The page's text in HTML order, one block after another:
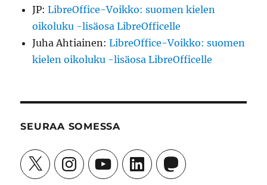
JP:LibreOffice-Voikko: suomen kielen
oikoluku -lisäosa LibreOfficelle
Juha Ahtiainen:LibreOffice-Voikko: suomen
kielen oikoluku -lisäosa LibreOfficelle
SEURAA SOMESSA
X InstagramYouTubeLinkedInMastodon